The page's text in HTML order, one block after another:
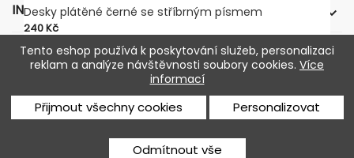
Tento eshop používá k poskytování služeb, personalizaci
reklam a analýze návštěvnosti soubory cookies. Více
informací
Přijmout všechny cookies Personalizovat
Odmítnout vše
Desky plátěné černé se stříbrným písmem
Cena
240 Kč
INFORMACE PRO VÁS 
VÁŠ ÚČET 
© 2026 - Software pro elektronický obchod od
PrestaShop™
FacebookTwitter Rss YouTubePinterest